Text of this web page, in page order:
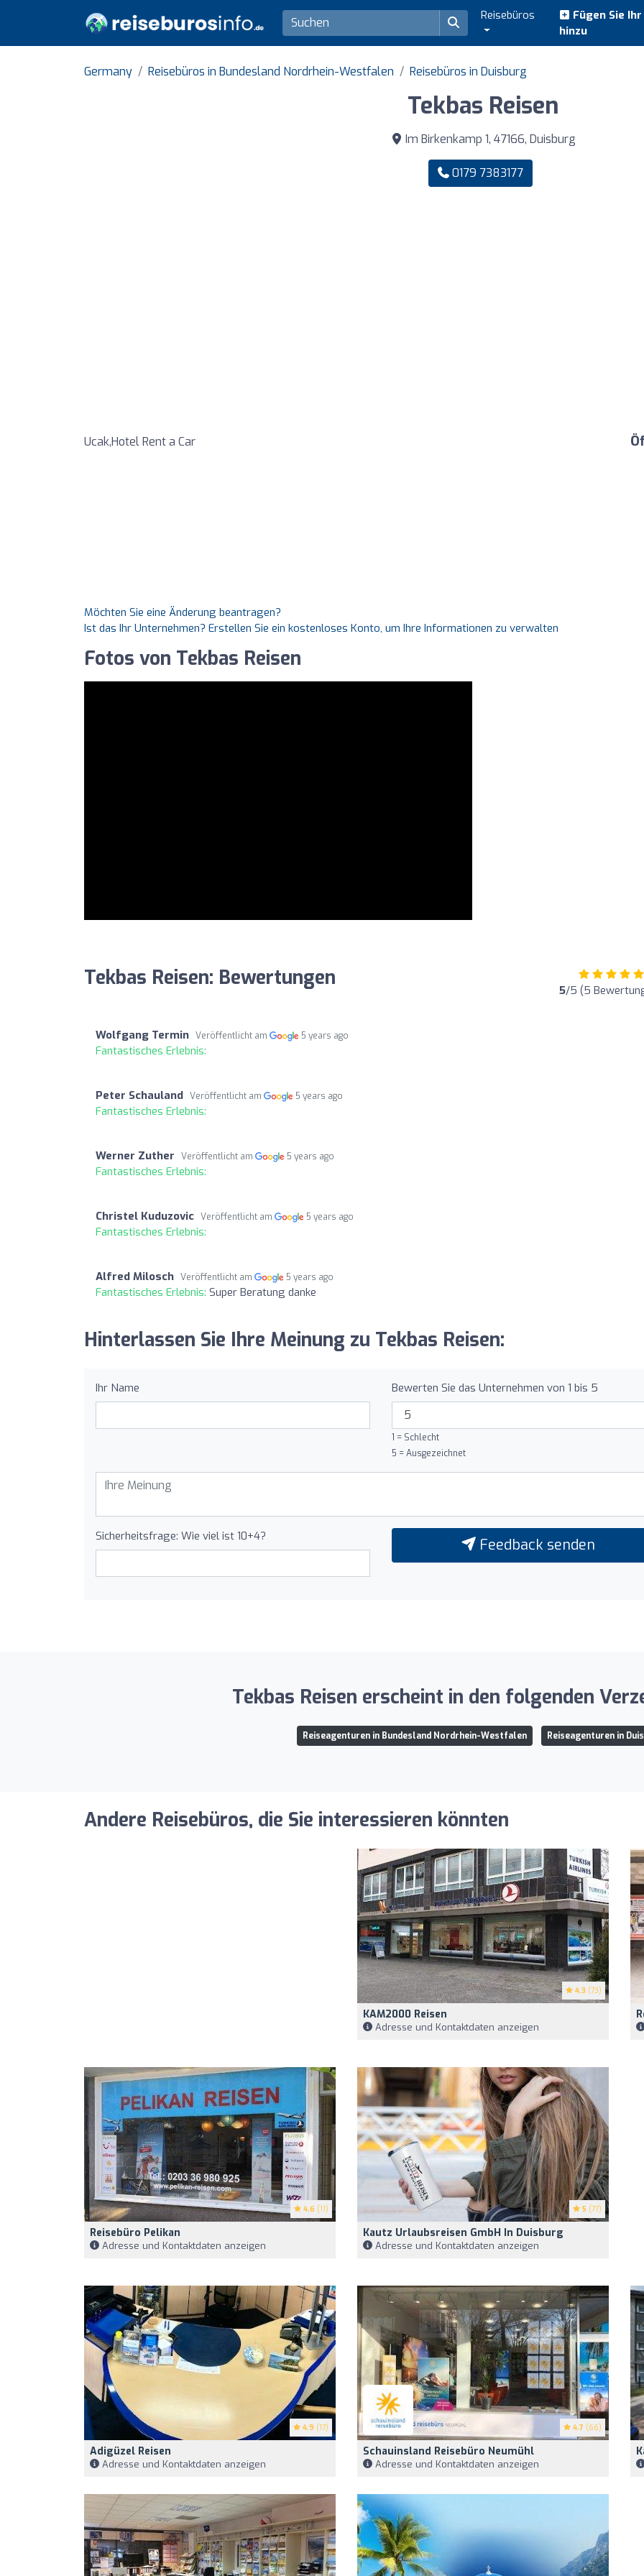
Reisebüros
Fügen Sie
hinzu
Germany Reisebüros in Bundesland Nordrhein-Westfalen Reisebüros in Duisburg
Tekbas Reisen
Im Birkenkamp 1, 47166, Duisburg
0179 7383177
Ucak,Hotel Rent a Car
Möchten Sie eine Änderung beantragen?
Ist das Ihr Unternehmen? Erstellen Sie ein kostenloses Konto, um Ihre Informationen zu verwalten
Fotos von Tekbas Reisen
Tekbas Reisen: Bewertungen 5/5 (5
Wolfgang Termin Veröffentlicht am 5 years ago
Fantastisches Erlebnis:
Peter Schauland Veröffentlicht am 5 years ago
Fantastisches Erlebnis:
Werner Zuther Veröffentlicht am 5 years ago
Fantastisches Erlebnis:
Christel Kuduzovic Veröffentlicht am 5 years ago
Fantastisches Erlebnis:
Alfred Milosch Veröffentlicht am 5 years ago
Fantastisches Erlebnis: Super Beratung danke
Hinterlassen Sie Ihre Meinung zu Tekbas Reisen:
Ihr Name Bewerten Sie das Unternehmen von 1 bis 5
1 = Schlecht
5 = Ausgezeichnet
Sicherheitsfrage: Wie viel ist 10+4? Feedback senden
Tekbas Reisen erscheint in den folgenden
Reiseagenturen in Bundesland Nordrhein-Westfalen Reiseagenturen in
Andere Reisebüros, die Sie interessieren könnten
4.3 (73)
KAM2000 Reisen
Adresse und Kontaktdaten anzeigen
4.6 (11)
Reisebüro Pelikan
Adresse und Kontaktdaten anzeigen
5 (77)
Kautz Urlaubsreisen GmbH In Duisburg
Adresse und Kontaktdaten anzeigen
4.9 (17)
Adigüzel Reisen
Adresse und Kontaktdaten anzeigen
4.7 (66)
Schauinsland Reisebüro Neumühl
Adresse und Kontaktdaten anzeigen